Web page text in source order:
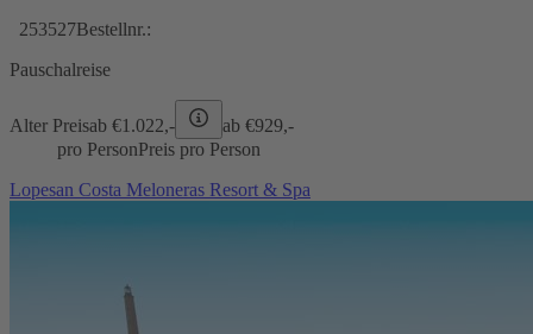
253527Bestellnr.:
Pauschalreise
Alter Preisab €1.022,- ab €929,-
pro PersonPreis pro Person
Lopesan Costa Meloneras Resort & Spa